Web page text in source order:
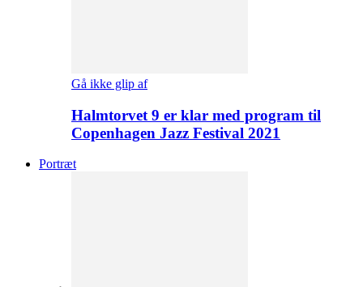
Gå ikke glip af
Halmtorvet 9 er klar med program til
Copenhagen Jazz Festival 2021
Portræt